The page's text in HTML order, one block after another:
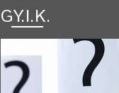
GY.I.K.